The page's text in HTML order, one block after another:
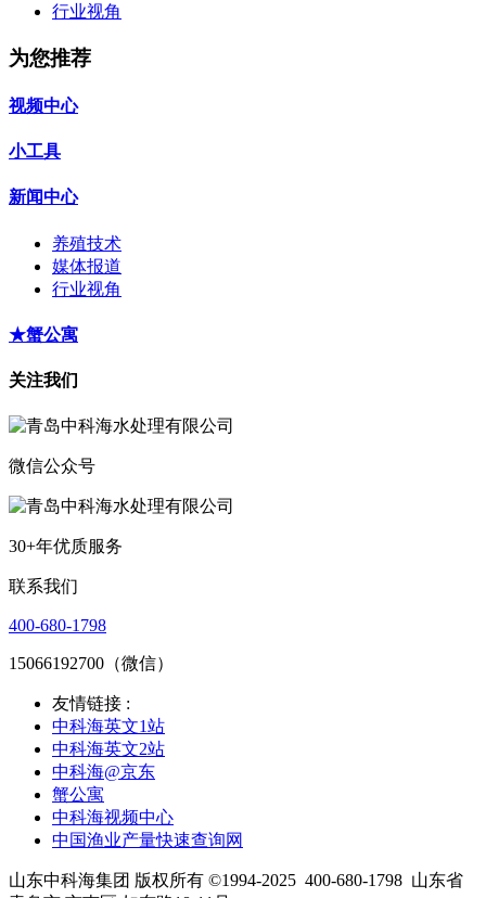
行业视角
为您推荐
视频中心
小工具
新闻中心
养殖技术
媒体报道
行业视角
★蟹公寓
关注我们
微信公众号
30+年优质服务
联系我们
400-680-1798
15066192700（微信）
友情链接 :
中科海英文1站
中科海英文2站
中科海@京东
蟹公寓
中科海视频中心
中国渔业产量快速查询网
山东中科海集团 版权所有 ©1994-2025 400-680-1798 山东省